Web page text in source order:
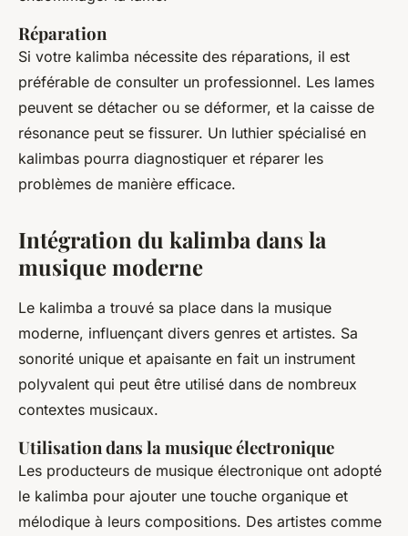
Réparation
Si votre kalimba nécessite des réparations, il est
préférable de consulter un professionnel. Les lames
peuvent se détacher ou se déformer, et la caisse de
résonance peut se fissurer. Un luthier spécialisé en
kalimbas pourra diagnostiquer et réparer les
problèmes de manière efficace.
Intégration du kalimba dans la
musique moderne
Le kalimba a trouvé sa place dans la musique
moderne, influençant divers genres et artistes. Sa
sonorité unique et apaisante en fait un instrument
polyvalent qui peut être utilisé dans de nombreux
contextes musicaux.
Utilisation dans la musique électronique
Les producteurs de musique électronique ont adopté
le kalimba pour ajouter une touche organique et
mélodique à leurs compositions. Des artistes comme